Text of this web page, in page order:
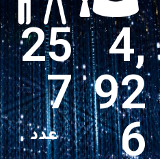
4,
92
6
25
7
عدد